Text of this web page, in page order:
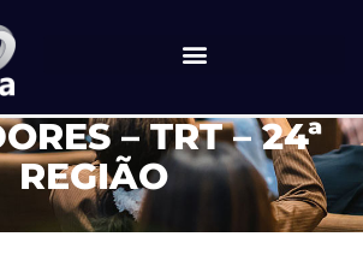
DE
– TRT – 24ª
REGIÃO